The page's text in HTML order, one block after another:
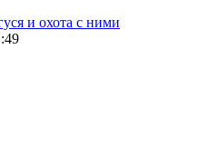
и охота с ними